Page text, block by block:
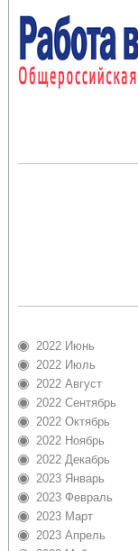
2022 Июнь
2022 Июль
2022 Август
2022 Сентябрь
2022 Октябрь
2022 Ноябрь
2022 Декабрь
2023 Январь
2023 Февраль
2023 Март
2023 Апрель